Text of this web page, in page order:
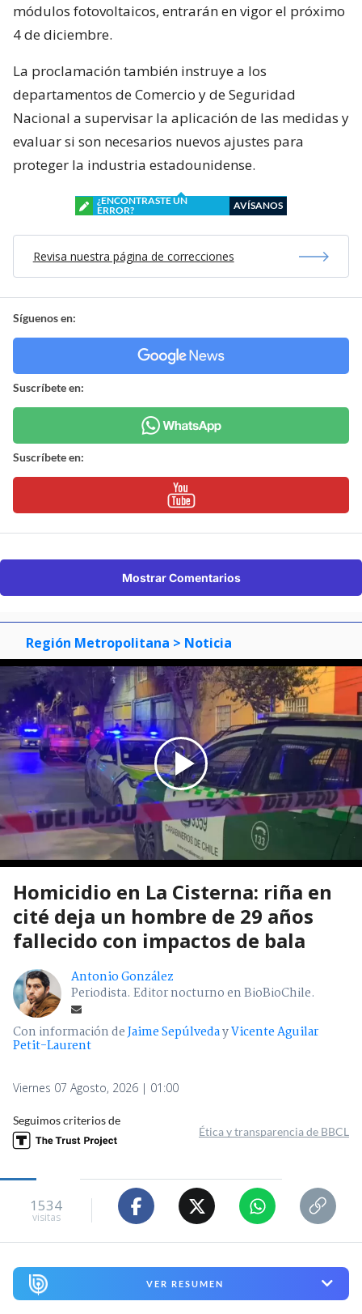
módulos fotovoltaicos, entrarán en vigor el próximo
4 de diciembre.
La proclamación también instruye a los
departamentos de Comercio y de Seguridad
Nacional a supervisar la aplicación de las medidas y
evaluar si son necesarios nuevos ajustes para
proteger la industria estadounidense.
¿ENCONTRASTE UN
ERROR?
AVÍSANOS
Revisa nuestra página de correcciones
Síguenos en:
Suscríbete en:
Suscríbete en:
Mostrar Comentarios
Región Metropolitana > Noticia
Homicidio en La Cisterna: riña en
cité deja un hombre de 29 años
fallecido con impactos de bala
Antonio González
Periodista. Editor nocturno en BioBioChile.
Con información deJaime SepúlvedayVicente Aguilar
Petit-Laurent
Viernes 07 Agosto, 2026 | 01:00
Seguimos criterios de
Ética y transparencia de BBCL
1534
visitas
VER RESUMEN